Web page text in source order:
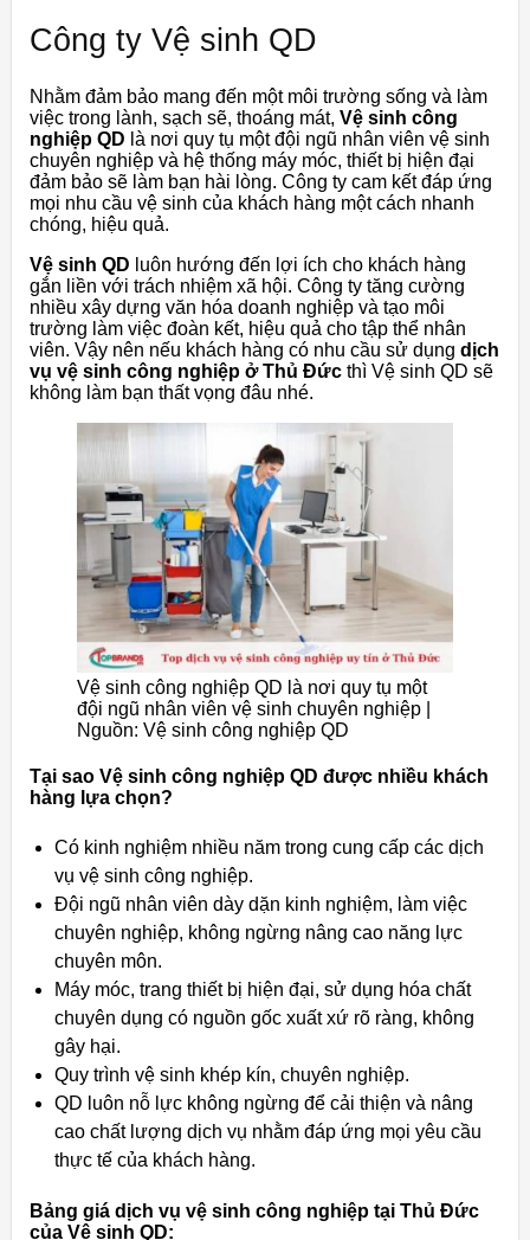
Công ty Vệ sinh QD
Nhằm đảm bảo mang đến một môi trường sống và làm
việc trong lành, sạch sẽ, thoáng mát, Vệ sinh công
nghiệp QD là nơi quy tụ một đội ngũ nhân viên vệ sinh
chuyên nghiệp và hệ thống máy móc, thiết bị hiện đại
đảm bảo sẽ làm bạn hài lòng. Công ty cam kết đáp ứng
mọi nhu cầu vệ sinh của khách hàng một cách nhanh
chóng, hiệu quả.
Vệ sinh QD luôn hướng đến lợi ích cho khách hàng
gắn liền với trách nhiệm xã hội. Công ty tăng cường
nhiều xây dựng văn hóa doanh nghiệp và tạo môi
trường làm việc đoàn kết, hiệu quả cho tập thể nhân
viên. Vậy nên nếu khách hàng có nhu cầu sử dụng dịch
vụ vệ sinh công nghiệp ở Thủ Đức thì Vệ sinh QD sẽ
không làm bạn thất vọng đâu nhé.
Vệ sinh công nghiệp QD là nơi quy tụ một
đội ngũ nhân viên vệ sinh chuyên nghiệp |
Nguồn: Vệ sinh công nghiệp QD
Tại sao Vệ sinh công nghiệp QD được nhiều khách
hàng lựa chọn?
Có kinh nghiệm nhiều năm trong cung cấp các dịch
vụ vệ sinh công nghiệp.
Đội ngũ nhân viên dày dặn kinh nghiệm, làm việc
chuyên nghiệp, không ngừng nâng cao năng lực
chuyên môn.
Máy móc, trang thiết bị hiện đại, sử dụng hóa chất
chuyên dụng có nguồn gốc xuất xứ rõ ràng, không
gây hại.
Quy trình vệ sinh khép kín, chuyên nghiệp.
QD luôn nỗ lực không ngừng để cải thiện và nâng
cao chất lượng dịch vụ nhằm đáp ứng mọi yêu cầu
thực tế của khách hàng.
Bảng giá dịch vụ vệ sinh công nghiệp tại Thủ Đức
của Vệ sinh QD: